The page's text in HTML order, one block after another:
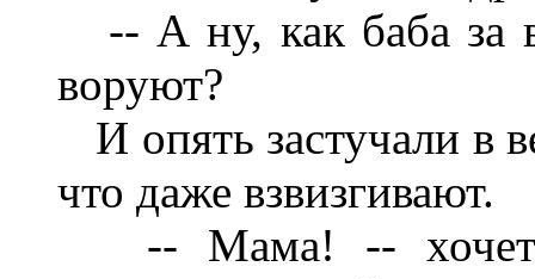
-- А ну, как баба за
воруют?
И опять застучали в
что даже взвизгивают.
-- Мама! -- хочет